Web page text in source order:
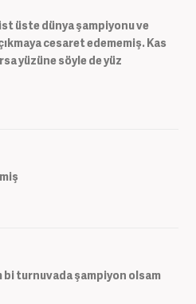
üste dünya şampiyonu ve
cesaret edememiş. Kas
yüzüne söyle de yüz
bi turnuvada şampiyon olsam